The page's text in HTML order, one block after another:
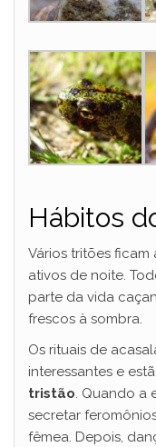
Hábitos
Vários tritões ficam
ativos de noite.
parte da vida
frescos à sombra.
Os rituais de
interessantes e
tristão. Quando a
secretar
fêmea. Depois,